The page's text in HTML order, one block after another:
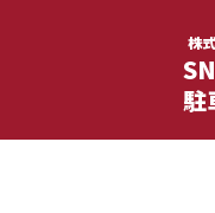
株
駐